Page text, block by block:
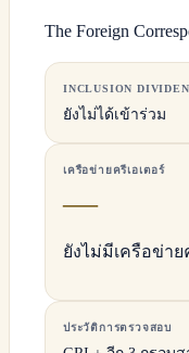
The Foreign
INCLUSION
ยังไม่ได้เข้าร่วม
เครือข่ายครีเอเตอร์
—
ยังไม่มีเครือข่าย
ประวัติการตรวจสอบ